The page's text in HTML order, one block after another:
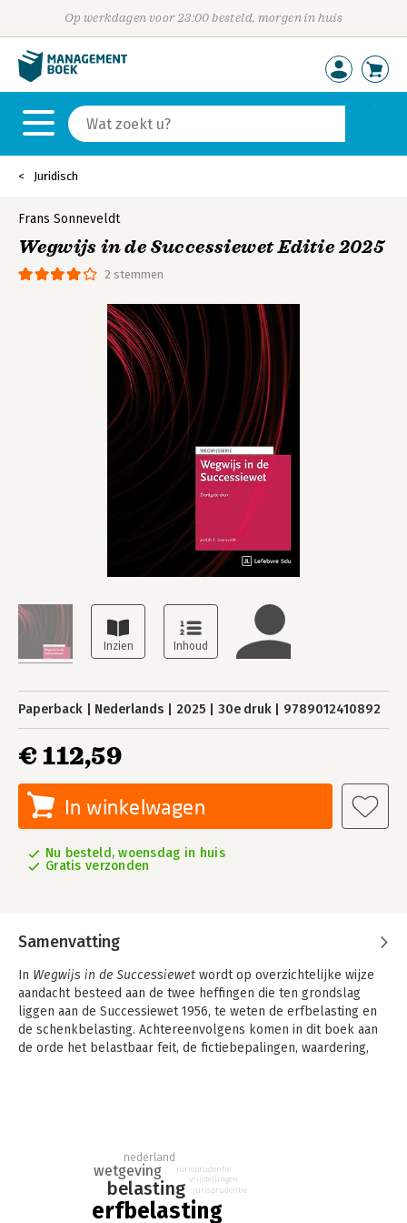
Op werkdagen voor 23:00 besteld, morgen in huis
Juridisch
2 stemmen
Frans Sonneveldt
Wegwijs in de Successiewet Editie 2025
Paperback Nederlands 2025 30e druk 9789012410892
€ 112,59
In winkelwagen
Nu besteld, woensdag in huis
Gratis verzonden
Samenvatting
In Wegwijs in de Successiewet wordt op overzichtelijke wijze
aandacht besteed aan de twee heffingen die ten grondslag
liggen aan de Successiewet 1956, te weten de erfbelasting en
de schenkbelasting. Achtereenvolgens komen in dit boek aan
de orde het belastbaar feit, de fictiebepalingen, waardering,
2025 geldende wet- en regelgeving en de tot dan toe
verschenen jurisprudentie. Deze uitgave bevat tevens de tot
die datum verschenen standpunten van de Kennisgroep
successiewet.erfbelasting
belasting
wetgeving
nederland
jurisprudentie
vrijstellingen
jurisprudentie